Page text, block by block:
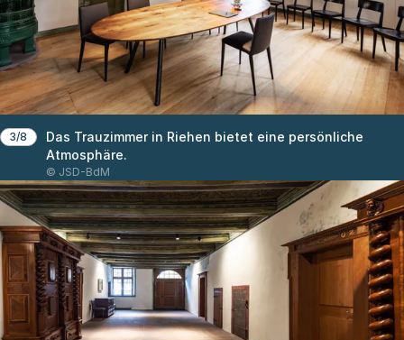
3/8
Das Trauzimmer in Riehen bietet eine persönliche
Atmosphäre.
© JSD-BdM